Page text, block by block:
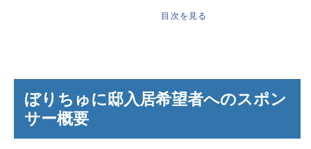
目次を見る
ぼりちゅに邸入居希望者へのスポン
サー概要